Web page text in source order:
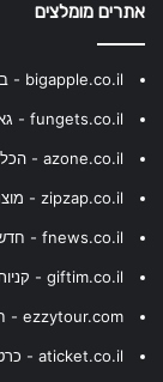
אתרים מומלצים
bigapple.co.il - בלוג בניית אתרים
fungets.co.il - גאדג'טים הכי שווים
azone.co.il - הכל על קניה באמזון
zipzap.co.il - מוצרי חשמל במחירים הגיוניים
fnews.co.il - חדשות כלכלה
giftim.co.il - קניות באינטרנט
ezzytour.com - חופשות בארץ ובעולם
aticket.co.il - כרטיסים להופעות